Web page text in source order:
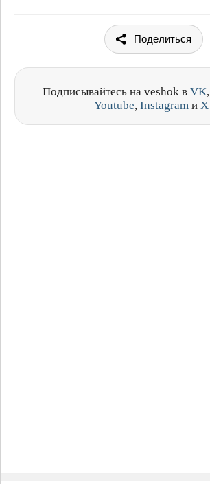
Поделиться
Подписывайтесь на veshok в VK,
Youtube, Instagramи X